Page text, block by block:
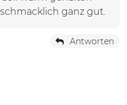
ganz gut.
Antworten